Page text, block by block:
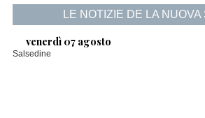
LE NOTIZIE DE LA
venerdì 07 agosto
Salsedine